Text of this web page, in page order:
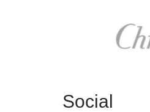
Social